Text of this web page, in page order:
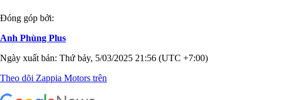
Đóng góp bởi:
Anh Phùng Plus
Ngày xuất bản: Thứ bảy, 5/03/2025 21:56 (UTC +7:00)
Theo dõi Zappia Motors trên